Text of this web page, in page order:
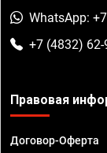
WhatsApp:
+7 (4832) 62-
Правовая
Договор-Оферта